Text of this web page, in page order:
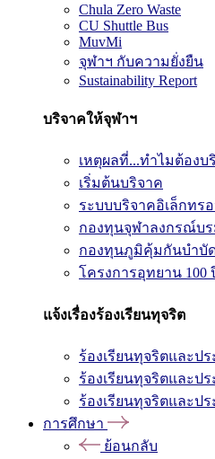
Chula Zero Waste
CU Shuttle Bus
MuvMi
จุฬาฯ กับความยั่งยืน
Sustainability Report
บริจาคให้จุฬาฯ
เหตุผลที่...ทำไมต้องบ
เริ่มต้นบริจาค
ระบบบริจาคอิเล็กทร
กองทุนจุฬาลงกรณ์บ
กองทุนภูมิคุ้มกันบำบัด
โครงการอุทยาน
แจ้งเรื่องร้องเรียนทุจริต
ร้องเรียนทุจริตและป
ร้องเรียนทุจริตและป
ร้องเรียนทุจริตและป
การศึกษา
ย้อนกลับ